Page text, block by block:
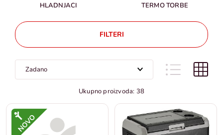
HLADNJACI TERMO TORBE
FILTERI
Ukupno proizvoda: 38